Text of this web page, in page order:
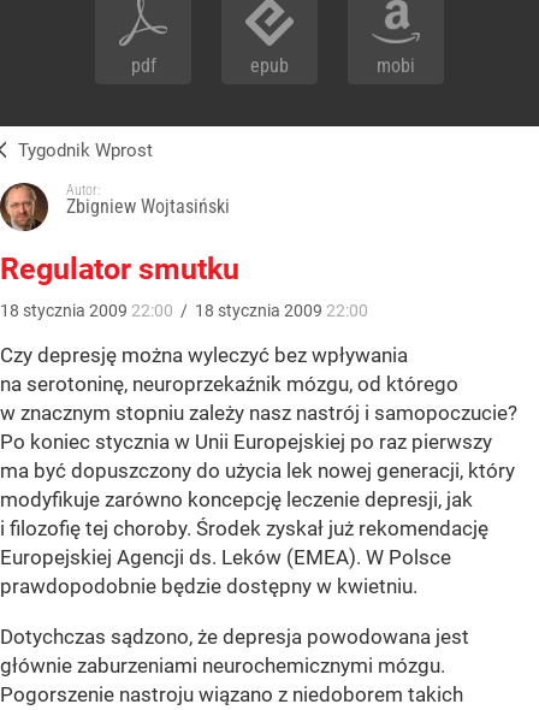
pdf epub mobi
Tygodnik Wprost
Autor:
Zbigniew Wojtasiński
Regulator smutku
18 stycznia 2009 22:00 / 18 stycznia 2009 22:00
Czy depresję można wyleczyć bez wpływania
na serotoninę, neuroprzekaźnik mózgu, od którego
w znacznym stopniu zależy nasz nastrój i samopoczucie?
Po koniec stycznia w Unii Europejskiej po raz pierwszy
ma być dopuszczony do użycia lek nowej generacji, który
modyfikuje zarówno koncepcję leczenie depresji, jak
i filozofię tej choroby. Środek zyskał już rekomendację
Europejskiej Agencji ds. Leków (EMEA). W Polsce
prawdopodobnie będzie dostępny w kwietniu.
Dotychczas sądzono, że depresja powodowana jest
głównie zaburzeniami neurochemicznymi mózgu.
Pogorszenie nastroju wiązano z niedoborem takich